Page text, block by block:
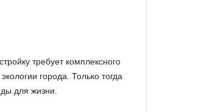
требует комплексного
города. Только тогда
для жизни.